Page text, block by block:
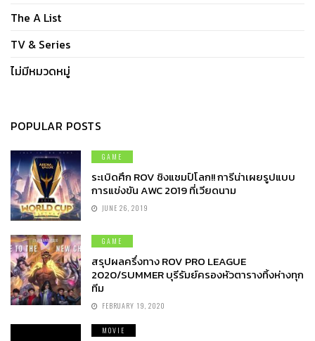
The A List
TV & Series
ไม่มีหมวดหมู่
POPULAR POSTS
GAME
ระเบิดศึก ROV ชิงแชมป์โลก!! การีน่าเผยรูปแบบ
การแข่งขัน AWC 2019 ที่เวียดนาม
JUNE 26, 2019
GAME
สรุปผลครึ่งทาง ROV PRO LEAGUE
2020/SUMMER บุรีรัมย์ครองหัวตารางทิ้งห่างทุก
ทีม
FEBRUARY 19, 2020
MOVIE